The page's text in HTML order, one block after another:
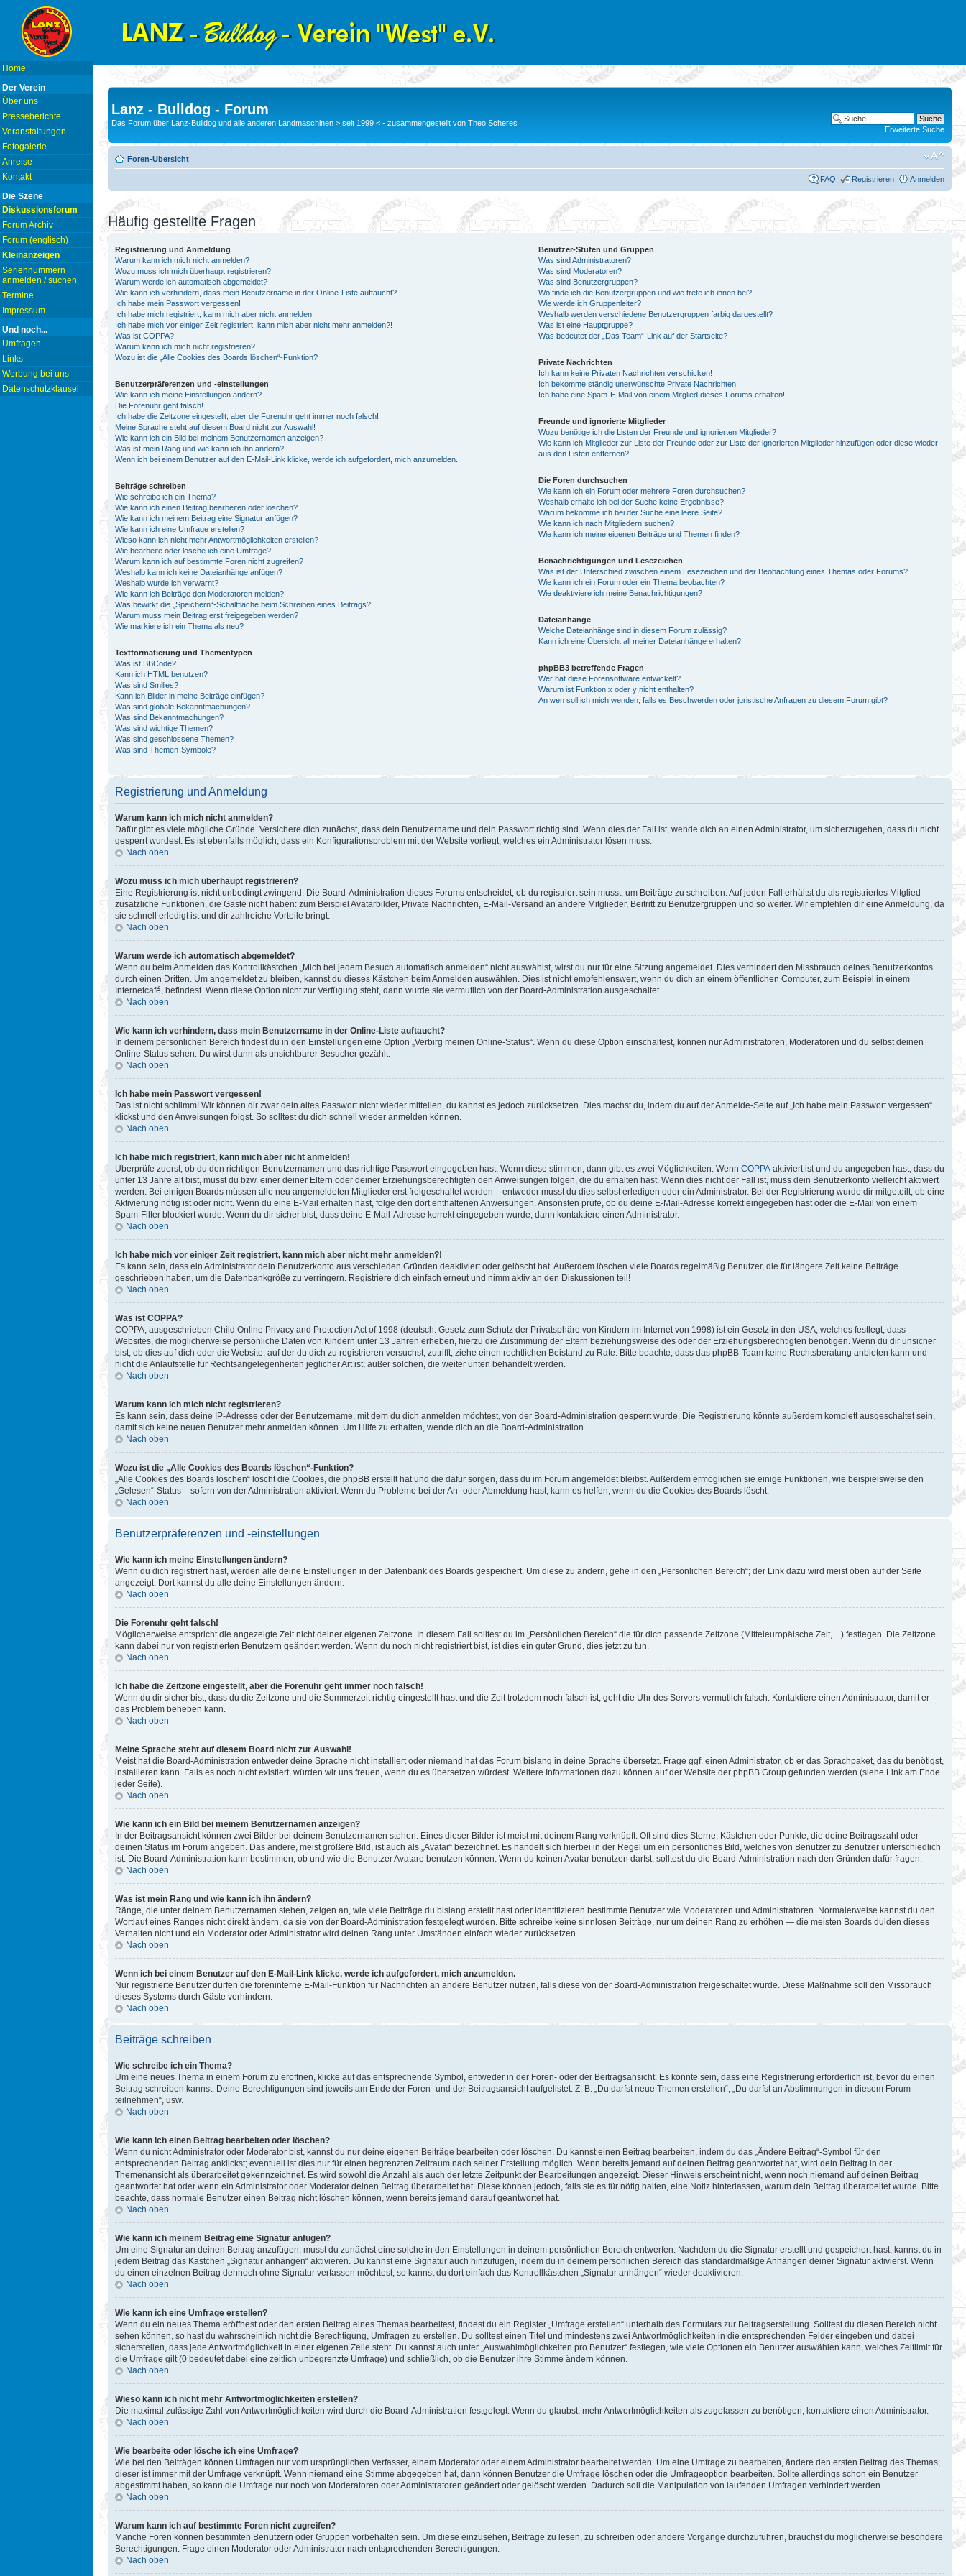
Home
Der Verein
Über uns
Presseberichte
Veranstaltungen
Fotogalerie
Anreise
Kontakt
Die Szene
Diskussionsforum
Forum Archiv
Forum (englisch)
Kleinanzeigen
Seriennummern
anmelden / suchen
Termine
Impressum
Und noch...
Umfragen
Links
Werbung bei uns
Datenschutzklausel
Lanz - Bulldog - Forum
Das Forum über Lanz-Bulldog und alle anderen Landmaschinen > seit 1999 < - zusammengestellt von Theo Scheres
Erweiterte Suche
Foren-Übersicht
FAQ Registrieren Anmelden
Häufig gestellte Fragen
Registrierung und Anmeldung
Warum kann ich mich nicht anmelden?
Wozu muss ich mich überhaupt registrieren?
Warum werde ich automatisch abgemeldet?
Wie kann ich verhindern, dass mein Benutzername in der Online-Liste auftaucht?
Ich habe mein Passwort vergessen!
Ich habe mich registriert, kann mich aber nicht anmelden!
Ich habe mich vor einiger Zeit registriert, kann mich aber nicht mehr anmelden?!
Was ist COPPA?
Warum kann ich mich nicht registrieren?
Wozu ist die „Alle Cookies des Boards löschen“-Funktion?
Benutzerpräferenzen und -einstellungen
Wie kann ich meine Einstellungen ändern?
Die Forenuhr geht falsch!
Ich habe die Zeitzone eingestellt, aber die Forenuhr geht immer noch falsch!
Meine Sprache steht auf diesem Board nicht zur Auswahl!
Wie kann ich ein Bild bei meinem Benutzernamen anzeigen?
Was ist mein Rang und wie kann ich ihn ändern?
Wenn ich bei einem Benutzer auf den E-Mail-Link klicke, werde ich aufgefordert, mich anzumelden.
Beiträge schreiben
Wie schreibe ich ein Thema?
Wie kann ich einen Beitrag bearbeiten oder löschen?
Wie kann ich meinem Beitrag eine Signatur anfügen?
Wie kann ich eine Umfrage erstellen?
Wieso kann ich nicht mehr Antwortmöglichkeiten erstellen?
Wie bearbeite oder lösche ich eine Umfrage?
Warum kann ich auf bestimmte Foren nicht zugreifen?
Weshalb kann ich keine Dateianhänge anfügen?
Weshalb wurde ich verwarnt?
Wie kann ich Beiträge den Moderatoren melden?
Was bewirkt die „Speichern“-Schaltfläche beim Schreiben eines Beitrags?
Warum muss mein Beitrag erst freigegeben werden?
Wie markiere ich ein Thema als neu?
Textformatierung und Thementypen
Was ist BBCode?
Kann ich HTML benutzen?
Was sind Smilies?
Kann ich Bilder in meine Beiträge einfügen?
Was sind globale Bekanntmachungen?
Was sind Bekanntmachungen?
Was sind wichtige Themen?
Was sind geschlossene Themen?
Was sind Themen-Symbole?
Benutzer-Stufen und Gruppen
Was sind Administratoren?
Was sind Moderatoren?
Was sind Benutzergruppen?
Wo finde ich die Benutzergruppen und wie trete ich ihnen bei?
Wie werde ich Gruppenleiter?
Weshalb werden verschiedene Benutzergruppen farbig dargestellt?
Was ist eine Hauptgruppe?
Was bedeutet der „Das Team“-Link auf der Startseite?
Private Nachrichten
Ich kann keine Privaten Nachrichten verschicken!
Ich bekomme ständig unerwünschte Private Nachrichten!
Ich habe eine Spam-E-Mail von einem Mitglied dieses Forums erhalten!
Freunde und ignorierte Mitglieder
Wozu benötige ich die Listen der Freunde und ignorierten Mitglieder?
Wie kann ich Mitglieder zur Liste der Freunde oder zur Liste der ignorierten Mitglieder hinzufügen oder diese wieder
aus den Listen entfernen?
Die Foren durchsuchen
Wie kann ich ein Forum oder mehrere Foren durchsuchen?
Weshalb erhalte ich bei der Suche keine Ergebnisse?
Warum bekomme ich bei der Suche eine leere Seite?
Wie kann ich nach Mitgliedern suchen?
Wie kann ich meine eigenen Beiträge und Themen finden?
Benachrichtigungen und Lesezeichen
Was ist der Unterschied zwischen einem Lesezeichen und der Beobachtung eines Themas oder Forums?
Wie kann ich ein Forum oder ein Thema beobachten?
Wie deaktiviere ich meine Benachrichtigungen?
Dateianhänge
Welche Dateianhänge sind in diesem Forum zulässig?
Kann ich eine Übersicht all meiner Dateianhänge erhalten?
phpBB3 betreffende Fragen
Wer hat diese Forensoftware entwickelt?
Warum ist Funktion x oder y nicht enthalten?
An wen soll ich mich wenden, falls es Beschwerden oder juristische Anfragen zu diesem Forum gibt?
Registrierung und Anmeldung
Warum kann ich mich nicht anmelden?
Dafür gibt es viele mögliche Gründe. Versichere dich zunächst, dass dein Benutzername und dein Passwort richtig sind. Wenn dies der Fall ist, wende dich an einen Administrator, um sicherzugehen, dass du nicht
gesperrt wurdest. Es ist ebenfalls möglich, dass ein Konfigurationsproblem mit der Website vorliegt, welches ein Administrator lösen muss.
Nach oben
Wozu muss ich mich überhaupt registrieren?
Eine Registrierung ist nicht unbedingt zwingend. Die Board-Administration dieses Forums entscheidet, ob du registriert sein musst, um Beiträge zu schreiben. Auf jeden Fall erhältst du als registriertes Mitglied
zusätzliche Funktionen, die Gäste nicht haben: zum Beispiel Avatarbilder, Private Nachrichten, E-Mail-Versand an andere Mitglieder, Beitritt zu Benutzergruppen und so weiter. Wir empfehlen dir eine Anmeldung, da
sie schnell erledigt ist und dir zahlreiche Vorteile bringt.
Nach oben
Warum werde ich automatisch abgemeldet?
Wenn du beim Anmelden das Kontrollkästchen „Mich bei jedem Besuch automatisch anmelden“ nicht auswählst, wirst du nur für eine Sitzung angemeldet. Dies verhindert den Missbrauch deines Benutzerkontos
durch einen Dritten. Um angemeldet zu bleiben, kannst du dieses Kästchen beim Anmelden auswählen. Dies ist nicht empfehlenswert, wenn du dich an einem öffentlichen Computer, zum Beispiel in einem
Internetcafé, befindest. Wenn diese Option nicht zur Verfügung steht, dann wurde sie vermutlich von der Board-Administration ausgeschaltet.
Nach oben
Wie kann ich verhindern, dass mein Benutzername in der Online-Liste auftaucht?
In deinem persönlichen Bereich findest du in den Einstellungen eine Option „Verbirg meinen Online-Status“. Wenn du diese Option einschaltest, können nur Administratoren, Moderatoren und du selbst deinen
Online-Status sehen. Du wirst dann als unsichtbarer Besucher gezählt.
Nach oben
Ich habe mein Passwort vergessen!
Das ist nicht schlimm! Wir können dir zwar dein altes Passwort nicht wieder mitteilen, du kannst es jedoch zurücksetzen. Dies machst du, indem du auf der Anmelde-Seite auf „Ich habe mein Passwort vergessen“
klickst und den Anweisungen folgst. So solltest du dich schnell wieder anmelden können.
Nach oben
Ich habe mich registriert, kann mich aber nicht anmelden!
Überprüfe zuerst, ob du den richtigen Benutzernamen und das richtige Passwort eingegeben hast. Wenn diese stimmen, dann gibt es zwei Möglichkeiten. Wenn COPPA aktiviert ist und du angegeben hast, dass du
unter 13 Jahre alt bist, musst du bzw. einer deiner Eltern oder deiner Erziehungsberechtigten den Anweisungen folgen, die du erhalten hast. Wenn dies nicht der Fall ist, muss dein Benutzerkonto vielleicht aktiviert
werden. Bei einigen Boards müssen alle neu angemeldeten Mitglieder erst freigeschaltet werden – entweder musst du dies selbst erledigen oder ein Administrator. Bei der Registrierung wurde dir mitgeteilt, ob eine
Aktivierung nötig ist oder nicht. Wenn du eine E-Mail erhalten hast, folge den dort enthaltenen Anweisungen. Ansonsten prüfe, ob du deine E-Mail-Adresse korrekt eingegeben hast oder die E-Mail von einem
Spam-Filter blockiert wurde. Wenn du dir sicher bist, dass deine E-Mail-Adresse korrekt eingegeben wurde, dann kontaktiere einen Administrator.
Nach oben
Ich habe mich vor einiger Zeit registriert, kann mich aber nicht mehr anmelden?!
Es kann sein, dass ein Administrator dein Benutzerkonto aus verschieden Gründen deaktiviert oder gelöscht hat. Außerdem löschen viele Boards regelmäßig Benutzer, die für längere Zeit keine Beiträge
geschrieben haben, um die Datenbankgröße zu verringern. Registriere dich einfach erneut und nimm aktiv an den Diskussionen teil!
Nach oben
Was ist COPPA?
COPPA, ausgeschrieben Child Online Privacy and Protection Act of 1998 (deutsch: Gesetz zum Schutz der Privatsphäre von Kindern im Internet von 1998) ist ein Gesetz in den USA, welches festlegt, dass
Websites, die möglicherweise persönliche Daten von Kindern unter 13 Jahren erheben, hierzu die Zustimmung der Eltern beziehungsweise des oder der Erziehungsberechtigten benötigen. Wenn du dir unsicher
bist, ob dies auf dich oder die Website, auf der du dich zu registrieren versuchst, zutrifft, ziehe einen rechtlichen Beistand zu Rate. Bitte beachte, dass das phpBB-Team keine Rechtsberatung anbieten kann und
nicht die Anlaufstelle für Rechtsangelegenheiten jeglicher Art ist; außer solchen, die weiter unten behandelt werden.
Nach oben
Warum kann ich mich nicht registrieren?
Es kann sein, dass deine IP-Adresse oder der Benutzername, mit dem du dich anmelden möchtest, von der Board-Administration gesperrt wurde. Die Registrierung könnte außerdem komplett ausgeschaltet sein,
damit sich keine neuen Benutzer mehr anmelden können. Um Hilfe zu erhalten, wende dich an die Board-Administration.
Nach oben
Wozu ist die „Alle Cookies des Boards löschen“-Funktion?
„Alle Cookies des Boards löschen“ löscht die Cookies, die phpBB erstellt hat und die dafür sorgen, dass du im Forum angemeldet bleibst. Außerdem ermöglichen sie einige Funktionen, wie beispielsweise den
„Gelesen“-Status – sofern von der Administration aktiviert. Wenn du Probleme bei der An- oder Abmeldung hast, kann es helfen, wenn du die Cookies des Boards löscht.
Nach oben
Benutzerpräferenzen und -einstellungen
Wie kann ich meine Einstellungen ändern?
Wenn du dich registriert hast, werden alle deine Einstellungen in der Datenbank des Boards gespeichert. Um diese zu ändern, gehe in den „Persönlichen Bereich“; der Link dazu wird meist oben auf der Seite
angezeigt. Dort kannst du alle deine Einstellungen ändern.
Nach oben
Die Forenuhr geht falsch!
Möglicherweise entspricht die angezeigte Zeit nicht deiner eigenen Zeitzone. In diesem Fall solltest du im „Persönlichen Bereich“ die für dich passende Zeitzone (Mitteleuropäische Zeit, ...) festlegen. Die Zeitzone
kann dabei nur von registrierten Benutzern geändert werden. Wenn du noch nicht registriert bist, ist dies ein guter Grund, dies jetzt zu tun.
Nach oben
Ich habe die Zeitzone eingestellt, aber die Forenuhr geht immer noch falsch!
Wenn du dir sicher bist, dass du die Zeitzone und die Sommerzeit richtig eingestellt hast und die Zeit trotzdem noch falsch ist, geht die Uhr des Servers vermutlich falsch. Kontaktiere einen Administrator, damit er
das Problem beheben kann.
Nach oben
Meine Sprache steht auf diesem Board nicht zur Auswahl!
Meist hat die Board-Administration entweder deine Sprache nicht installiert oder niemand hat das Forum bislang in deine Sprache übersetzt. Frage ggf. einen Administrator, ob er das Sprachpaket, das du benötigst,
installieren kann. Falls es noch nicht existiert, würden wir uns freuen, wenn du es übersetzen würdest. Weitere Informationen dazu können auf der Website der phpBB Group gefunden werden (siehe Link am Ende
jeder Seite).
Nach oben
Wie kann ich ein Bild bei meinem Benutzernamen anzeigen?
In der Beitragsansicht können zwei Bilder bei deinem Benutzernamen stehen. Eines dieser Bilder ist meist mit deinem Rang verknüpft: Oft sind dies Sterne, Kästchen oder Punkte, die deine Beitragszahl oder
deinen Status im Forum angeben. Das andere, meist größere Bild, ist auch als „Avatar“ bezeichnet. Es handelt sich hierbei in der Regel um ein persönliches Bild, welches von Benutzer zu Benutzer unterschiedlich
ist. Die Board-Administration kann bestimmen, ob und wie die Benutzer Avatare benutzen können. Wenn du keinen Avatar benutzen darfst, solltest du die Board-Administration nach den Gründen dafür fragen.
Nach oben
Was ist mein Rang und wie kann ich ihn ändern?
Ränge, die unter deinem Benutzernamen stehen, zeigen an, wie viele Beiträge du bislang erstellt hast oder identifizieren bestimmte Benutzer wie Moderatoren und Administratoren. Normalerweise kannst du den
Wortlaut eines Ranges nicht direkt ändern, da sie von der Board-Administration festgelegt wurden. Bitte schreibe keine sinnlosen Beiträge, nur um deinen Rang zu erhöhen — die meisten Boards dulden dieses
Verhalten nicht und ein Moderator oder Administrator wird deinen Rang unter Umständen einfach wieder zurücksetzen.
Nach oben
Wenn ich bei einem Benutzer auf den E-Mail-Link klicke, werde ich aufgefordert, mich anzumelden.
Nur registrierte Benutzer dürfen die foreninterne E-Mail-Funktion für Nachrichten an andere Benutzer nutzen, falls diese von der Board-Administration freigeschaltet wurde. Diese Maßnahme soll den Missbrauch
dieses Systems durch Gäste verhindern.
Nach oben
Beiträge schreiben
Wie schreibe ich ein Thema?
Um eine neues Thema in einem Forum zu eröffnen, klicke auf das entsprechende Symbol, entweder in der Foren- oder der Beitragsansicht. Es könnte sein, dass eine Registrierung erforderlich ist, bevor du einen
Beitrag schreiben kannst. Deine Berechtigungen sind jeweils am Ende der Foren- und der Beitragsansicht aufgelistet. Z. B. „Du darfst neue Themen erstellen“, „Du darfst an Abstimmungen in diesem Forum
teilnehmen“, usw.
Nach oben
Wie kann ich einen Beitrag bearbeiten oder löschen?
Wenn du nicht Administrator oder Moderator bist, kannst du nur deine eigenen Beiträge bearbeiten oder löschen. Du kannst einen Beitrag bearbeiten, indem du das „Ändere Beitrag“-Symbol für den
entsprechenden Beitrag anklickst; eventuell ist dies nur für einen begrenzten Zeitraum nach seiner Erstellung möglich. Wenn bereits jemand auf deinen Beitrag geantwortet hat, wird dein Beitrag in der
Themenansicht als überarbeitet gekennzeichnet. Es wird sowohl die Anzahl als auch der letzte Zeitpunkt der Bearbeitungen angezeigt. Dieser Hinweis erscheint nicht, wenn noch niemand auf deinen Beitrag
geantwortet hat oder wenn ein Administrator oder Moderator deinen Beitrag überarbeitet hat. Diese können jedoch, falls sie es für nötig halten, eine Notiz hinterlassen, warum dein Beitrag überarbeitet wurde. Bitte
beachte, dass normale Benutzer einen Beitrag nicht löschen können, wenn bereits jemand darauf geantwortet hat.
Nach oben
Wie kann ich meinem Beitrag eine Signatur anfügen?
Um eine Signatur an deinen Beitrag anzufügen, musst du zunächst eine solche in den Einstellungen in deinem persönlichen Bereich entwerfen. Nachdem du die Signatur erstellt und gespeichert hast, kannst du in
jedem Beitrag das Kästchen „Signatur anhängen“ aktivieren. Du kannst eine Signatur auch hinzufügen, indem du in deinem persönlichen Bereich das standardmäßige Anhängen deiner Signatur aktivierst. Wenn
du einen einzelnen Beitrag dennoch ohne Signatur verfassen möchtest, so kannst du dort einfach das Kontrollkästchen „Signatur anhängen“ wieder deaktivieren.
Nach oben
Wie kann ich eine Umfrage erstellen?
Wenn du ein neues Thema eröffnest oder den ersten Beitrag eines Themas bearbeitest, findest du ein Register „Umfrage erstellen“ unterhalb des Formulars zur Beitragserstellung. Solltest du diesen Bereich nicht
sehen können, so hast du wahrscheinlich nicht die Berechtigung, Umfragen zu erstellen. Du solltest einen Titel und mindestens zwei Antwortmöglichkeiten in die entsprechenden Felder eingeben und dabei
sicherstellen, dass jede Antwortmöglichkeit in einer eigenen Zeile steht. Du kannst auch unter „Auswahlmöglichkeiten pro Benutzer“ festlegen, wie viele Optionen ein Benutzer auswählen kann, welches Zeitlimit für
die Umfrage gilt (0 bedeutet dabei eine zeitlich unbegrenzte Umfrage) und schließlich, ob die Benutzer ihre Stimme ändern können.
Nach oben
Wieso kann ich nicht mehr Antwortmöglichkeiten erstellen?
Die maximal zulässige Zahl von Antwortmöglichkeiten wird durch die Board-Administration festgelegt. Wenn du glaubst, mehr Antwortmöglichkeiten als zugelassen zu benötigen, kontaktiere einen Administrator.
Nach oben
Wie bearbeite oder lösche ich eine Umfrage?
Wie bei den Beiträgen können Umfragen nur vom ursprünglichen Verfasser, einem Moderator oder einem Administrator bearbeitet werden. Um eine Umfrage zu bearbeiten, ändere den ersten Beitrag des Themas;
dieser ist immer mit der Umfrage verknüpft. Wenn niemand eine Stimme abgegeben hat, dann können Benutzer die Umfrage löschen oder die Umfrageoption bearbeiten. Sollte allerdings schon ein Benutzer
abgestimmt haben, so kann die Umfrage nur noch von Moderatoren oder Administratoren geändert oder gelöscht werden. Dadurch soll die Manipulation von laufenden Umfragen verhindert werden.
Nach oben
Warum kann ich auf bestimmte Foren nicht zugreifen?
Manche Foren können bestimmten Benutzern oder Gruppen vorbehalten sein. Um diese einzusehen, Beiträge zu lesen, zu schreiben oder andere Vorgänge durchzuführen, brauchst du möglicherweise besondere
Berechtigungen. Frage einen Moderator oder Administrator nach entsprechenden Berechtigungen.
Nach oben